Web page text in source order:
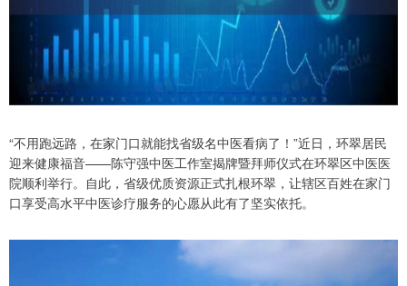
“不用跑远路，在家门口就能找省级名中医看病了！”近日，环翠居民
迎来健康福音——陈守强中医工作室揭牌暨拜师仪式在环翠区中医医
院顺利举行。自此，省级优质资源正式扎根环翠，让辖区百姓在家门
口享受高水平中医诊疗服务的心愿从此有了坚实依托。